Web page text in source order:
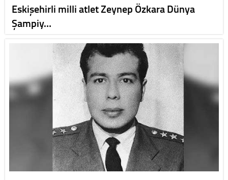
Eskişehirli milli atlet Zeynep Özkara Dünya
Şampiy…